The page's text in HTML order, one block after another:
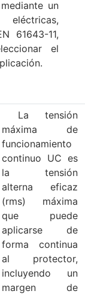
un
61643-11,
el
La tensión
máxima de
funcionamiento
continuo UC es
la tensión
alterna eficaz
(rms) máxima
que puede
aplicarse de
forma continua
al protector,
incluyendo un
margen de